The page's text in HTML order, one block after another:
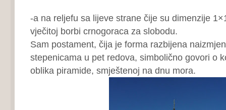
-a na reljefu sa lijeve strane čije su dimenzije
vječitoj borbi crnogoraca za slobodu.
Sam postament, čija je forma razbijena
stepenicama u pet redova, simbolično govori o
oblika piramide, smještenoj na dnu mora.